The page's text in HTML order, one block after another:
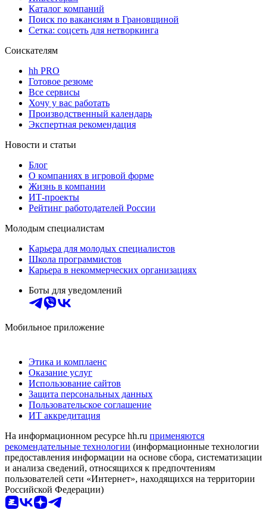
Каталог компаний
Поиск по вакансиям в Грановщиной
Сетка: соцсеть для нетворкинга
Соискателям
hh PRO
Готовое резюме
Все сервисы
Хочу у вас работать
Производственный календарь
Экспертная рекомендация
Новости и статьи
Блог
О компаниях в игровой форме
Жизнь в компании
ИТ-проекты
Рейтинг работодателей России
Молодым специалистам
Карьера для молодых специалистов
Школа программистов
Карьера в некоммерческих организациях
Боты для уведомлений
Мобильное приложение
Этика и комплаенс
Оказание услуг
Использование сайтов
Защита персональных данных
Пользовательское соглашение
ИТ аккредитация
На информационном ресурсе hh.ru применяются
рекомендательные технологии (информационные технологии
предоставления информации на основе сбора, систематизации
и анализа сведений, относящихся к предпочтениям
пользователей сети «Интернет», находящихся на территории
Российской Федерации)